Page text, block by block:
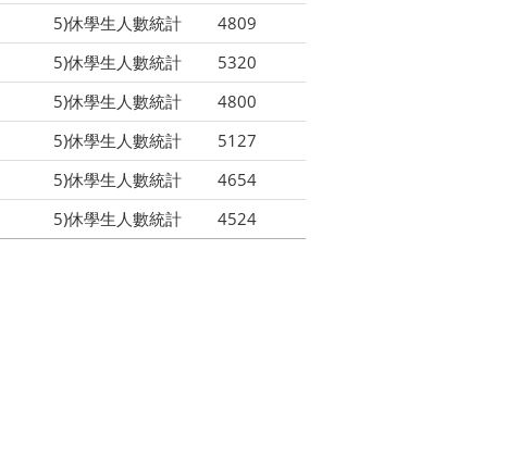
5)休學生人數統計
4809
5)休學生人數統計
5320
5)休學生人數統計
4800
5)休學生人數統計
5127
5)休學生人數統計
4654
5)休學生人數統計 4524